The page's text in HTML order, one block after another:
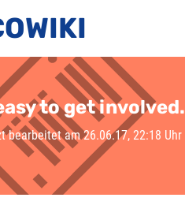
to get
bearbeitet am 26.06.17, 22:18 Uhr